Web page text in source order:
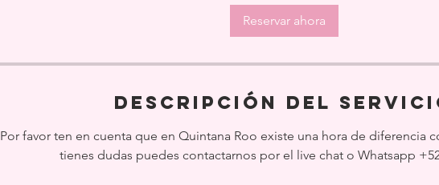
i
Reservar ahora
Descripción del
Por favor ten en cuenta que en Quintana Roo existe una hora de diferencia
tienes dudas puedes contactarnos por el live chat o Whatsapp +52